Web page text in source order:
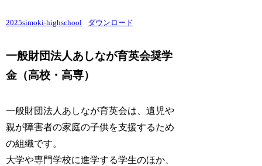
2025simoki-highschool ダウンロード
一般財団法人あしなが育英会奨学
金（高校・高専）
一般財団法人あしなが育英会は、遺児や
親が障害者の家庭の子供を支援するため
の組織です。
大学や専門学校に進学する学生のほか、